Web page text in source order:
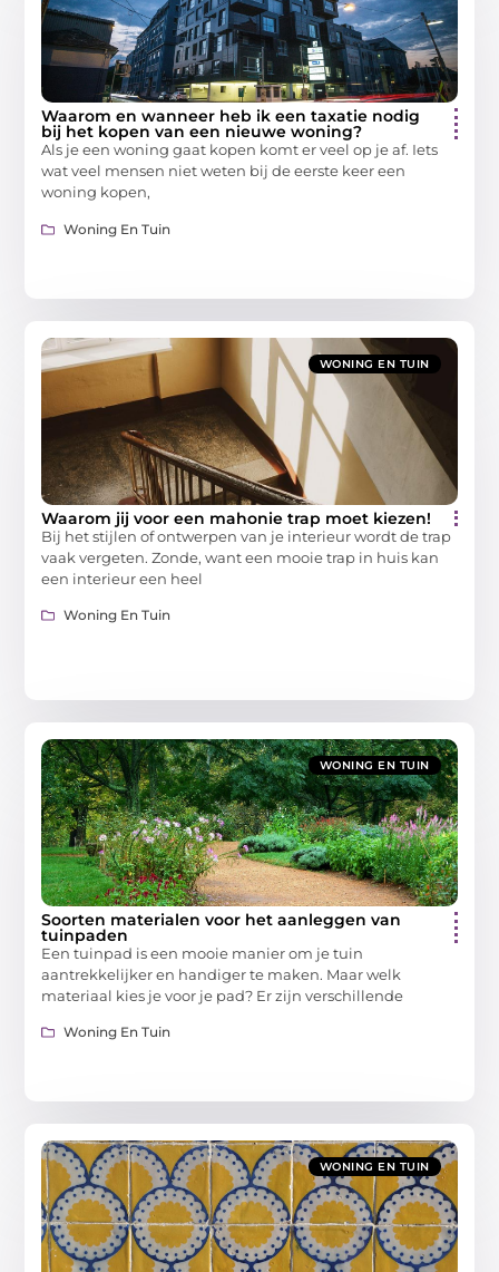
Waarom en wanneer heb ik een taxatie nodig
bij het kopen van een nieuwe woning?
Als je een woning gaat kopen komt er veel op je af. Iets
wat veel mensen niet weten bij de eerste keer een
woning kopen,
Woning En Tuin
WONING EN TUIN
Waarom jij voor een mahonie trap moet kiezen!
Bij het stijlen of ontwerpen van je interieur wordt de trap
vaak vergeten. Zonde, want een mooie trap in huis kan
een interieur een heel
Woning En Tuin
WONING EN TUIN
Soorten materialen voor het aanleggen van
tuinpaden
Een tuinpad is een mooie manier om je tuin
aantrekkelijker en handiger te maken. Maar welk
materiaal kies je voor je pad? Er zijn verschillende
Woning En Tuin
WONING EN TUIN